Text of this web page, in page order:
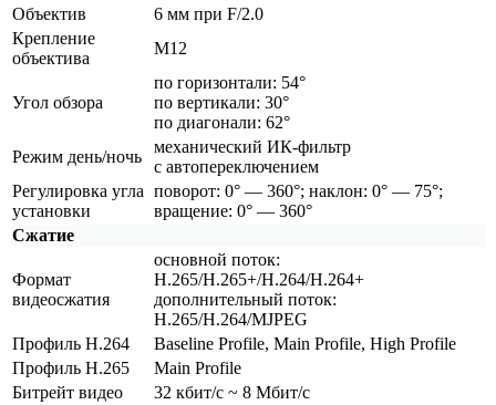
Объектив
6 мм при F/2.0
Крепление
объектива
М12
Угол обзора
по горизонтали: 54°
по вертикали: 30°
по диагонали: 62°
Режим день/ночь
механический ИК-фильтр
с автопереключением
Регулировка угла
установки
поворот: 0° — 360°; наклон: 0° — 75°;
вращение: 0° — 360°
Сжатие
Формат
видеосжатия
основной поток:
H.265/H.265+/H.264/H.264+
дополнительный поток:
H.265/H.264/MJPEG
Профиль H.264
Baseline Profile, Main Profile, High Profile
Профиль H.265
Main Profile
Битрейт видео
32 кбит/с ~ 8 Мбит/с